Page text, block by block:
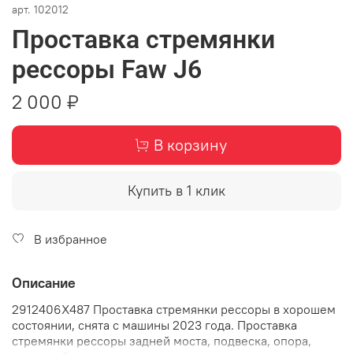
арт. 102012
Проставка стремянки
рессоры Faw J6
2 000 ₽
В корзину
Купить в 1 клик
В избранное
Описание
2912406X487 Проставка стремянки рессоры в хорошем
состоянии, снята с машины 2023 года. Проставка
стремянки рессоры задней моста, подвеска, опора,